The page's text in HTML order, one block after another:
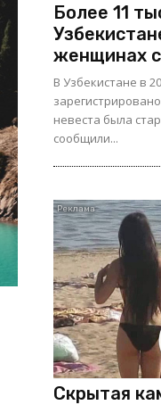
Более 11
женщинах
В Узбекистане в
невеста была
сообщили...
Скрытая